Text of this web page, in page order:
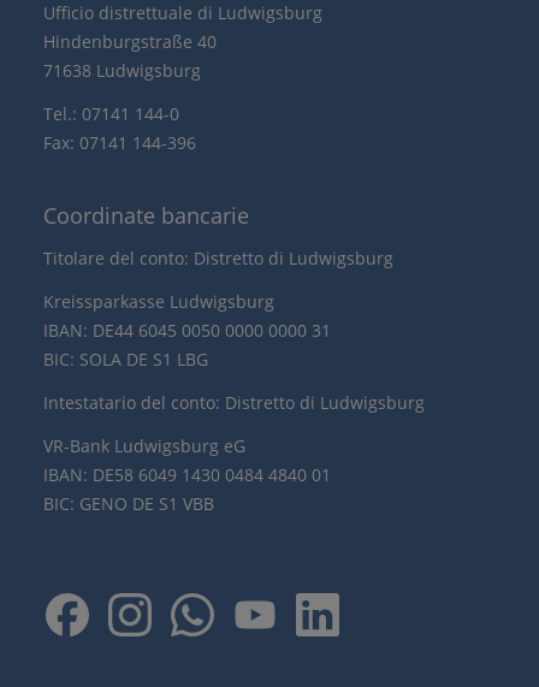
Ufficio distrettuale di Ludwigsburg
Hindenburgstraße 40
71638 Ludwigsburg
Tel.: 07141 144-0
Fax: 07141 144-396
Coordinate bancarie
Titolare del conto: Distretto di Ludwigsburg
Kreissparkasse Ludwigsburg
IBAN: DE44 6045 0050 0000 0000 31
BIC: SOLA DE S1 LBG
Intestatario del conto: Distretto di Ludwigsburg
VR-Bank Ludwigsburg eG
IBAN: DE58 6049 1430 0484 4840 01
BIC: GENO DE S1 VBB